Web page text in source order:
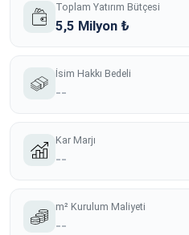
Toplam Yatırım Bütçesi
5,5 Milyon ₺
İsim Hakkı Bedeli
--
Kar Marjı
--
m² Kurulum Maliyeti
--